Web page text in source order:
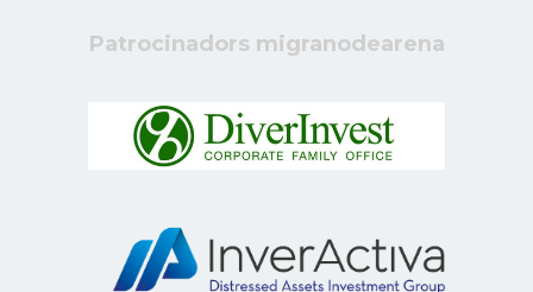
Patrocinadors migranodearena